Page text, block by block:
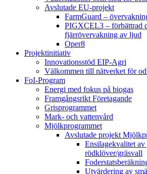
Avslutade EU-projekt
FarmGuard –
PIGXCEL3 – förbättrad
fjärrövervakning av ljud
Oper8
Projektinitiativ
Innovationsstöd EIP-Agri
Välkommen till nätverket för
FoI-Program
Energi med fokus på biogas
Framgångsrikt Företagande
Grisprogrammet
Mark- och vattenvård
Mjölkprogrammet
Avslutade projekt
Ensilagekvalitet av
rödklöver/gräsvall
Utvärdering av